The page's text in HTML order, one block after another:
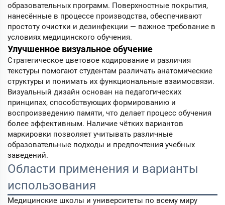
образовательных программ. Поверхностные покрытия,
нанесённые в процессе производства, обеспечивают
простоту очистки и дезинфекции — важное требование в
условиях медицинского обучения.
Улучшенное визуальное обучение
Стратегическое цветовое кодирование и различия
текстуры помогают студентам различать анатомические
структуры и понимать их функциональные взаимосвязи.
Визуальный дизайн основан на педагогических
принципах, способствующих формированию и
воспроизведению памяти, что делает процесс обучения
более эффективным. Наличие чётких вариантов
маркировки позволяет учитывать различные
образовательные подходы и предпочтения учебных
заведений.
Области применения и варианты
использования
Медицинские школы и университеты по всему миру